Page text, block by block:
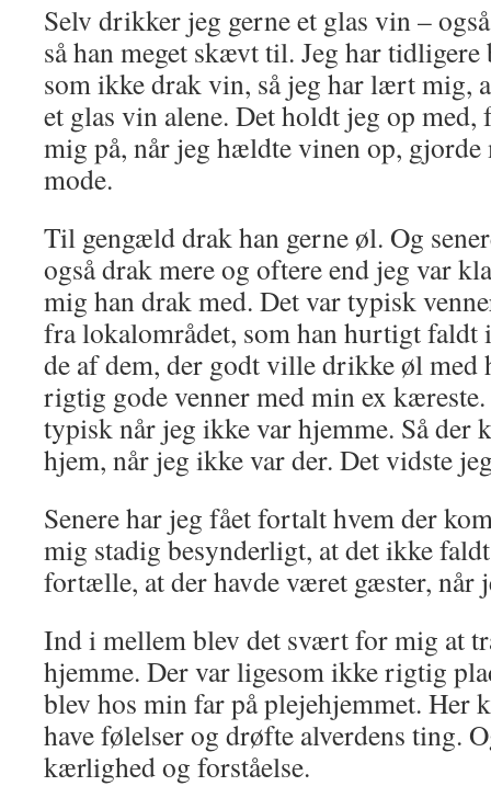
Selv drikker jeg gerne et glas vin –
så han meget skævt til. Jeg har
som ikke drak vin, så jeg har lært mig,
et glas vin alene. Det holdt jeg op med,
mig på, når jeg hældte vinen op,
mode.
Til gengæld drak han gerne øl. Og
også drak mere og oftere end jeg var
mig han drak med. Det var typisk
fra lokalområdet, som han hurtigt faldt
de af dem, der godt ville drikke øl med
rigtig gode venner med min ex
typisk når jeg ikke var hjemme. Så der
hjem, når jeg ikke var der. Det vidste
Senere har jeg fået fortalt hvem der
mig stadig besynderligt, at det ikke
fortælle, at der havde været gæster, når
Ind i mellem blev det svært for mig at
hjemme. Der var ligesom ikke rigtig
blev hos min far på plejehjemmet. Her
have følelser og drøfte alverdens ting.
kærlighed og forståelse.